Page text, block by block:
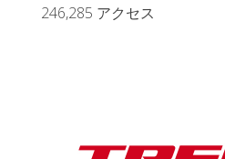
246,285 アクセス